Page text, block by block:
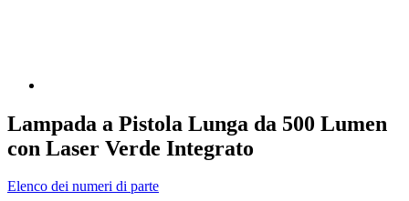
Lampada a Pistola Lunga da 500 Lumen
con Laser Verde Integrato
Elenco dei numeri di parte